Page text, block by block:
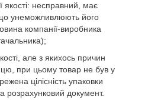
якості: несправний, має
що унеможливлюють його
компанії-виробника
але з якихось причин
при цьому товар не був у
цілісність упаковки
документ.